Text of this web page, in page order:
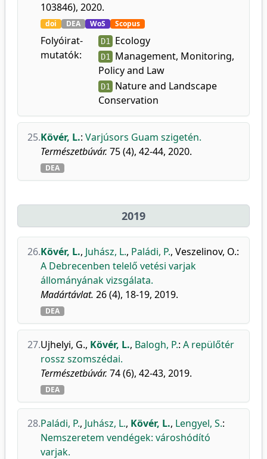
103846), 2020.
doi DEA WoS Scopus
Folyóirat-
mutatók:
D1 Ecology
D1 Management, Monitoring,
Policy and Law
D1 Nature and Landscape
Conservation
25.Kövér, L.: Varjúsors Guam szigetén.
Természetbúvár. 75 (4), 42-44, 2020.
DEA
2019
26.Kövér, L., Juhász, L., Paládi, P., Veszelinov, O.:
A Debrecenben telelő vetési varjak
állományának vizsgálata.
Madártávlat. 26 (4), 18-19, 2019.
DEA
27.Ujhelyi, G., Kövér, L., Balogh, P.: A repülőtér
rossz szomszédai.
Természetbúvár. 74 (6), 42-43, 2019.
DEA
28.Paládi, P., Juhász, L., Kövér, L., Lengyel, S.:
Nemszeretem vendégek: városhódító
varjak.